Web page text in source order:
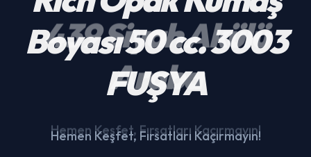
439 Siyah Akülü
Araba